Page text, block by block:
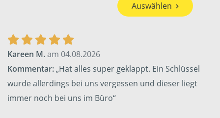
Auswählen
Kareen M.am 04.08.2026
Kommentar:„Hat alles super geklappt. Ein Schlüssel
wurde allerdings bei uns vergessen und dieser liegt
immer noch bei uns im Büro“